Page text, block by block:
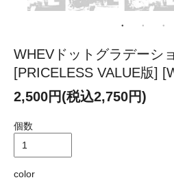
WHEVドットグラデーシ
[PRICELESS VALUE版]
2,500円(税込2,750円)
個数
color